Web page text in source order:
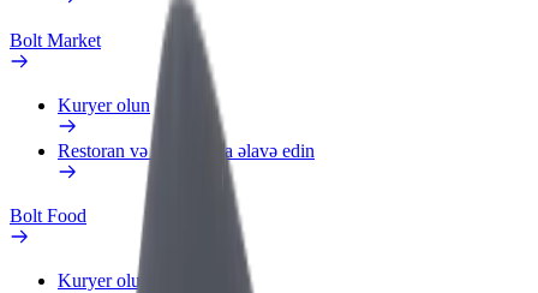
Bolt Market
Kuryer olun
Restoran və ya mağaza əlavə edin
Bolt Food
Kuryer olun